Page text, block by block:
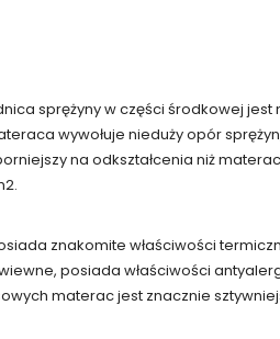
sprężyny w części środkowej
wywołuje nieduży opór
na odkształcenia niż
znakomite właściwości
posiada właściwości
materac jest znacznie